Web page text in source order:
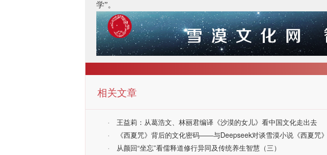
学”。
相关文章
· 王益莉：从葛浩文、林丽君编译《沙漠的女儿》看中国文化走出去
· 《西夏咒》背后的文化密码——与Deepseek对谈雪漠小说《西夏咒》
· 从颜回“坐忘”看儒释道修行异同及传统养生智慧（三）